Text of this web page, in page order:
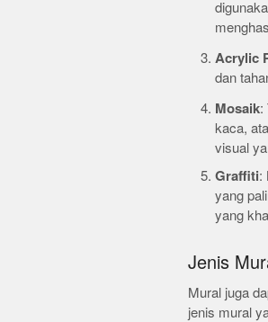
Acrylic
dan
Mosaik:
kaca,
visual
Graffiti:
yang
yang
Jenis
Mural juga
jenis mural